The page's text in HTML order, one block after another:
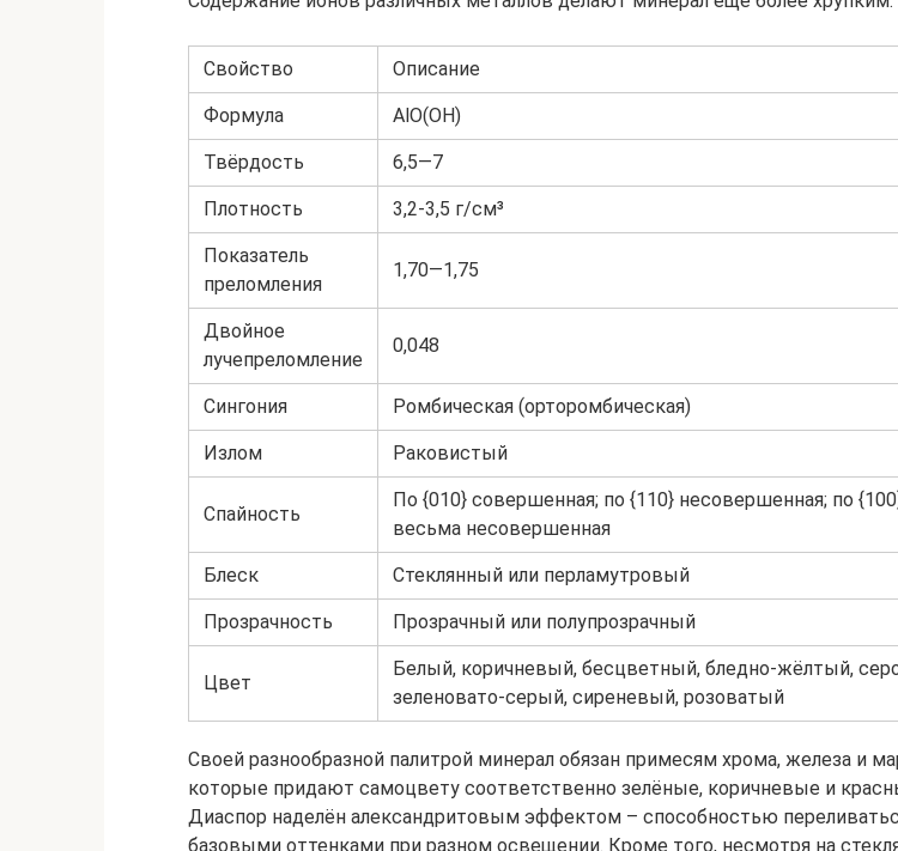
Свойство Описание
Формула AlO(OH)
Твёрдость 6,5—7
Плотность 3,2-3,5 г/см³
Показатель
преломления
1,70—1,75
Двойное
лучепреломление
0,048
Сингония Ромбическая (орторомбическая)
Излом Раковистый
Спайность
По {010} совершенная; по {110} несовершенная; по
весьма несовершенная
Блеск Стеклянный или перламутровый
Прозрачность Прозрачный или полупрозрачный
Цвет
Белый, коричневый, бесцветный, бледно-жёлтый,
зеленовато-серый, сиреневый, розоватый
Своей разнообразной палитрой минерал обязан примесям хрома, железа и
которые придают самоцвету соответственно зелёные, коричневые и
Диаспор наделён александритовым эффектом – способностью
базовыми оттенками при разном освещении. Кроме того, несмотря на